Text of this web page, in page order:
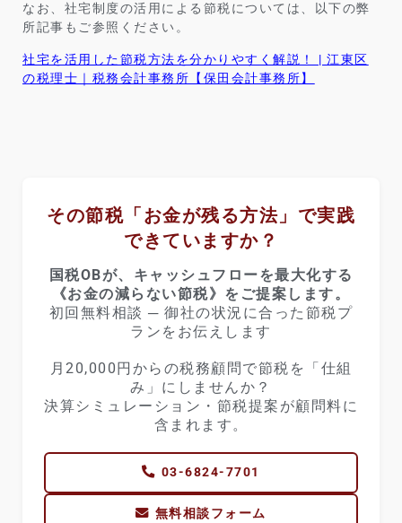
なお、社宅制度の活用による節税については、以下の弊
所記事もご参照ください。
社宅を活用した節税方法を分かりやすく解説！ | 江東区
の税理士｜税務会計事務所【保田会計事務所】
その節税「お金が残る方法」で実践
できていますか？
国税OBが、キャッシュフローを最大化する
《お金の減らない節税》をご提案します。
初回無料相談 ─ 御社の状況に合った節税プ
ランをお伝えします
月20,000円からの税務顧問で節税を「仕組
み」にしませんか？
決算シミュレーション・節税提案が顧問料に
含まれます。
03-6824-7701
無料相談フォーム